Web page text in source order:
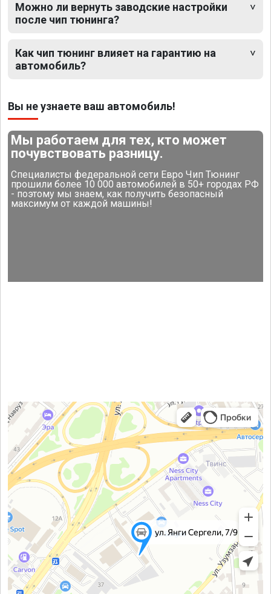
Можно ли вернуть заводские настройки
после чип тюнинга?
Как чип тюнинг влияет на гарантию на
автомобиль?
Вы не узнаете ваш автомобиль!
Мы работаем для тех, кто может
почувствовать разницу.
Специалисты федеральной сети Евро Чип Тюнинг
прошили более 10 000 автомобилей в 50+ городах РФ
- поэтому мы знаем, как получить безопасный
максимум от каждой машины!